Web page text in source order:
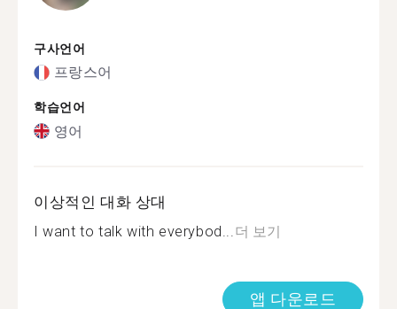
구사언어
프랑스어
학습언어
영어
이상적인 대화 상대
I want to talk with everybod... 더 보기
앱 다운로드